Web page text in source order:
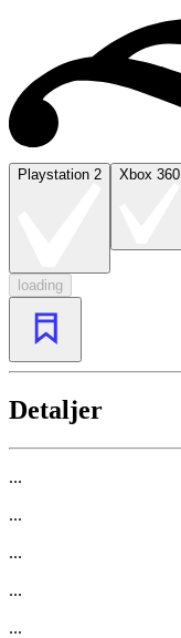
Playstation 2 Xbox 360
loading
Detaljer
...
...
...
...
...